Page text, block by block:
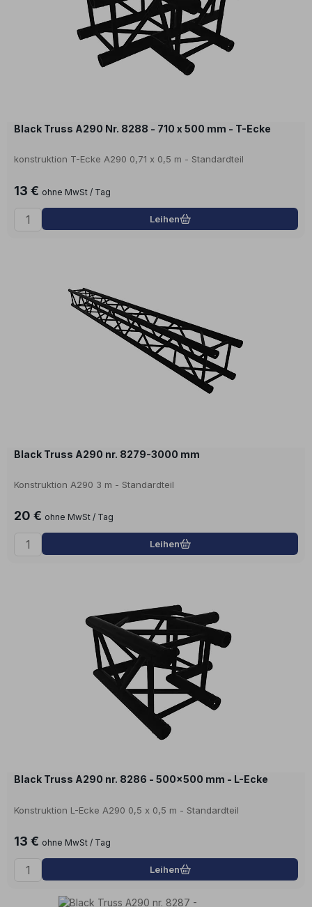
Black Truss A290 Nr. 8288 - 710 x 500 mm - T-Ecke
konstruktion T-Ecke A290 0,71 x 0,5 m - Standardteil
13 € ohne MwSt / Tag
Leihen
Black Truss A290 nr. 8279-3000 mm
Konstruktion A290 3 m - Standardteil
20 € ohne MwSt / Tag
Leihen
Black Truss A290 nr. 8286 - 500x500 mm - L-Ecke
Konstruktion L-Ecke A290 0,5 x 0,5 m - Standardteil
13 € ohne MwSt / Tag
Leihen